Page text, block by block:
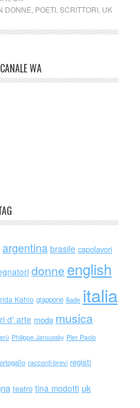
DONNE POETI, SCRITTORI, UK
WA
argentina brasile capolavori
donne english
Kahlo giappone iliade italia
d' arte moda musica
Philippe Jaroussky Pier Paolo
racconti brevi registi
teatro tina modotti uk